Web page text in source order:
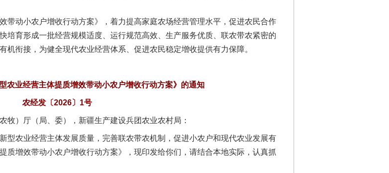
动小农户增收行动方案》，着力提高家庭农场经营管理水平，促进农民合作
培育形成一批经营规模适度、运行规范高效、生产服务优质、联农带农紧密的
机衔接，为健全现代农业经营体系、促进农民稳定增收提供有力保障。
农业经营主体提质增效带动小农户增收行动方案》的通知
农经发〔2026〕1号
牧）厅（局、委），新疆生产建设兵团农业农村局：
农业经营主体发展质量，完善联农带农机制，促进小农户和现代农业发展有
质增效带动小农户增收行动方案》，现印发给你们，请结合本地实际，认真抓